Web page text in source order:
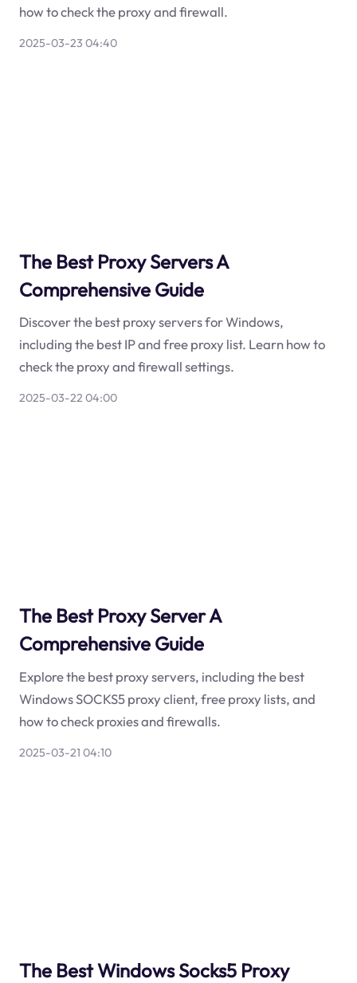
how to check the proxy and firewall.
2025-03-23 04:40
The Best Proxy Servers A
Comprehensive Guide
Discover the best proxy servers for Windows,
including the best IP and free proxy list. Learn how to
check the proxy and firewall settings.
2025-03-22 04:00
The Best Proxy Server A
Comprehensive Guide
Explore the best proxy servers, including the best
Windows SOCKS5 proxy client, free proxy lists, and
how to check proxies and firewalls.
2025-03-21 04:10
The Best Windows Socks5 Proxy